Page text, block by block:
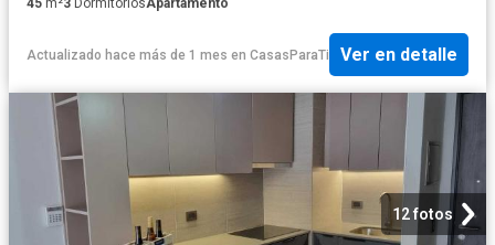
45 m²3 DormitoriosApartamento
Actualizado hace más de 1 mes en CasasParaTi Ver en detalle
12 fotos